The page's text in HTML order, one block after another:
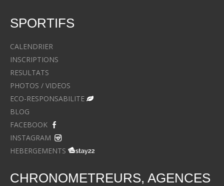
SPORTIFS
CALENDRIER
INSCRIPTIONS
RESULTATS
PHOTOS / VIDEOS
ECO-RESPONSABILITE
BLOG
FACEBOOK
INSTAGRAM
HEBERGEMENTS
CHRONOMETREURS, AGENCES